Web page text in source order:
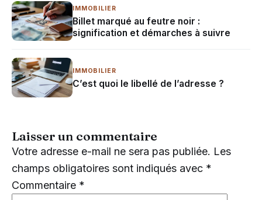
IMMOBILIER
Billet marqué au feutre noir :
signification et démarches à suivre
IMMOBILIER
C’est quoi le libellé de l’adresse ?
Laisser un commentaire
Votre adresse e-mail ne sera pas publiée. Les
champs obligatoires sont indiqués avec *
Commentaire *